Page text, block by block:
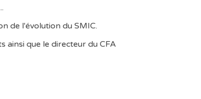
de l'évolution du SMIC.
ainsi que le directeur du CFA